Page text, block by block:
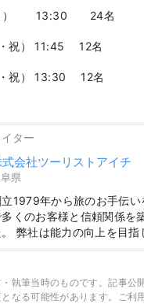
） 13:30 24名
祝） 11:45 12名
祝） 13:30 12名
ター
会社ツーリストアイチ
県
1979年から旅のお手伝い
多くのお客様と信頼関係を
。 弊社は能力の向上を目指
いる一人ひとりのスタッ
満足いただける商品を提
なキャンペーン情報・品
執筆当時のものです。記事公
なる可能性があります。ご利